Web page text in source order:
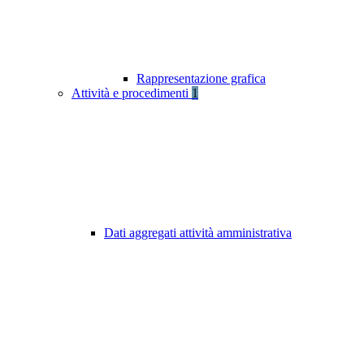
Rappresentazione grafica
Attività e procedimenti 1
Dati aggregati attività amministrativa